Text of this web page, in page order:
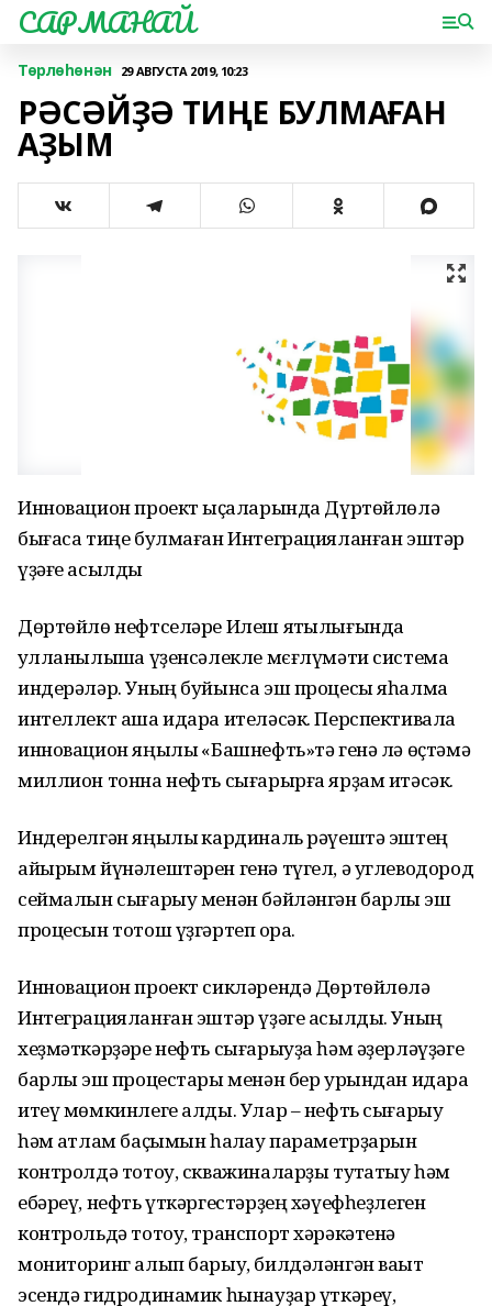
САРМАНАЙ
Төрлөһөнән 29 АВГУСТА 2019, 10:23
РӘСӘЙҘӘ ТИҢЕ БУЛМАҒАН
АҘЫМ
Инновацион проект ҡыҫаларында Дүртөйлөлә
бығаса тиңе булмаған Интеграцияланған эштәр
үҙәғе асылды
Дөртөйлө нефтселәре Илеш ятҡылығында
ҡулланылышҡа үҙенсәлекле мєғлүмәти система
индерәләр. Уның буйынса эш процесы яһалма
интеллект аша идара ителәсәк. Перспективала
инновацион яңылыҡ «Башнефть»тә генә лә өҫтәмә
миллион тонна нефть сығарырға ярҙам итәсәк.
Индерелгән яңылыҡ кардиналь рәүештә эштең
айырым йүнәлештәрен генә түгел, ә углеводород
сеймалын сығарыу менән бәйләнгән барлыҡ эш
процесын тотош үҙгәртеп ҡора.
Инновацион проект сикләрендә Дөртөйлөлә
Интеграцияланған эштәр үҙәге асылды. Уның
хеҙмәткәрҙәре нефть сығарыуҙа һәм әҙерләүҙәге
барлыҡ эш процестары менән бер урындан идара
итеү мөмкинлеге алды. Улар – нефть сығарыу
һәм ҡатлам баҫымын һаҡлау параметрҙарын
контролдә тотоу, скважиналарҙы туҡтатыу һәм
ебәреү, нефть үткәргестәрҙең хәүефһеҙлеген
контрольдә тотоу, транспорт хәрәкәтенә
мониторинг алып барыу, билдәләнгән ваҡыт
эсендә гидродинамик һынауҙар үткәреү,